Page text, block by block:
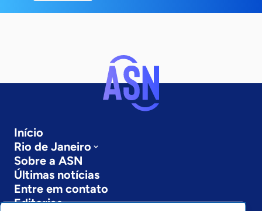
Início
Rio de Janeiro
Sobre a ASN
Últimas notícias
Entre em contato
Editorias